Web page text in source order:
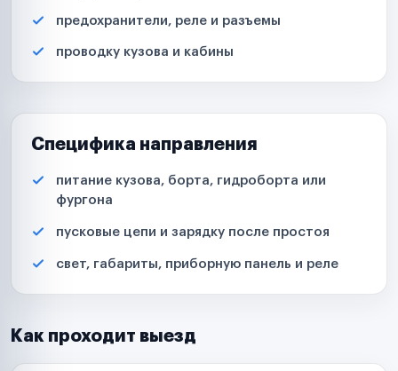
предохранители, реле и разъемы
проводку кузова и кабины
Специфика направления
питание кузова, борта, гидроборта или
фургона
пусковые цепи и зарядку после простоя
свет, габариты, приборную панель и реле
Как проходит выезд